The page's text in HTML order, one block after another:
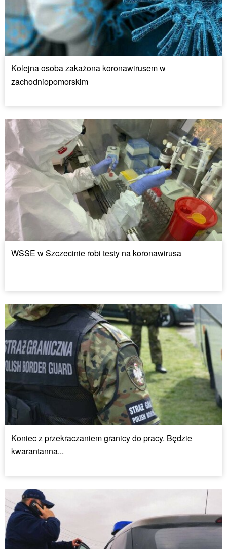
Kolejna osoba zakażona koronawirusem w
zachodniopomorskim
WSSE w Szczecinie robi testy na koronawirusa
Koniec z przekraczaniem granicy do pracy. Będzie
kwarantanna...